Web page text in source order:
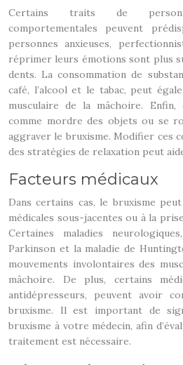
Certains traits de
comportementales peuvent
personnes anxieuses,
réprimer leurs émotions sont plus
dents. La consommation de
café, l’alcool et le tabac, peut
musculaire de la mâchoire. Enfin,
comme mordre des objets ou se
aggraver le bruxisme. Modifier ces
des stratégies de relaxation peut
Facteurs médicaux
Dans certains cas, le bruxisme
médicales sous-jacentes ou à la
Certaines maladies
Parkinson et la maladie de
mouvements involontaires des
mâchoire. De plus, certains
antidépresseurs, peuvent avoir
bruxisme. Il est important de
bruxisme à votre médecin, afin
traitement est nécessaire.